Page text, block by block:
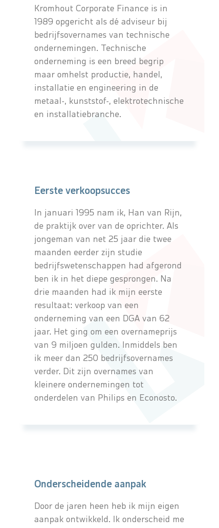
Kromhout Corporate Finance is in
1989 opgericht als dé adviseur bij
bedrijfsovernames van technische
ondernemingen. Technische
onderneming is een breed begrip
maar omhelst productie, handel,
installatie en engineering in de
metaal-, kunststof-, elektrotechnische
en installatiebranche.
Eerste verkoopsucces
In januari 1995 nam ik, Han van Rijn,
de praktijk over van de oprichter. Als
jongeman van net 25 jaar die twee
maanden eerder zijn studie
bedrijfswetenschappen had afgerond
ben ik in het diepe gesprongen. Na
drie maanden had ik mijn eerste
resultaat: verkoop van een
onderneming van een DGA van 62
jaar. Het ging om een overnameprijs
van 9 miljoen gulden. Inmiddels ben
ik meer dan 250 bedrijfsovernames
verder. Dit zijn overnames van
kleinere ondernemingen tot
onderdelen van Philips en Econosto.
Onderscheidende aanpak
Door de jaren heen heb ik mijn eigen
aanpak ontwikkeld. Ik onderscheid me